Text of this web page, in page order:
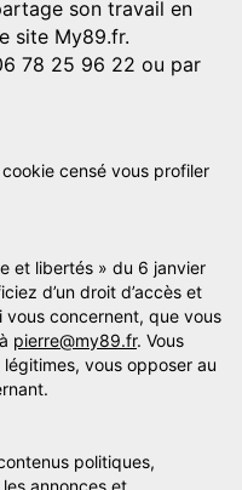
son travail en
site My89.fr.
78 25 96 22 ou par
censé vous profiler
et libertés » du 6 janvier
d’un droit d’accès et
concernent, que vous
pierre@my89.fr. Vous
vous opposer au
politiques,
annonces et